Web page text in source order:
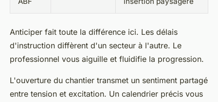
Anticiper fait toute la différence ici. Les délais
d'instruction diffèrent d'un secteur à l'autre. Le
professionnel vous aiguille et fluidifie la progression.
L'ouverture du chantier transmet un sentiment partagé
entre tension et excitation. Un calendrier précis vous